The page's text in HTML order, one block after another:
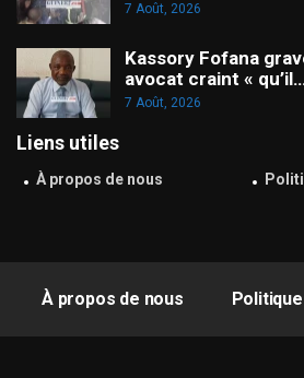
7 Août, 2026
Kassory Fofana
avocat craint «
7 Août, 2026
Liens utiles
À propos de nous
À propos de nous